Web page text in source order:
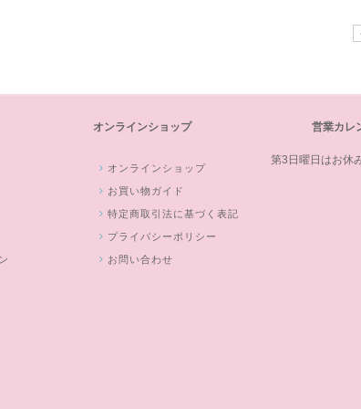
オンラインショップ
オンラインショップ
お買い物ガイド
特定商取引法に基づく表記
プライバシーポリシー
お問い合わせ
営業カレ
第3日曜日はお休